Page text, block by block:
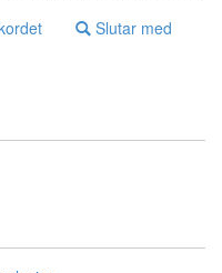
Slutar med